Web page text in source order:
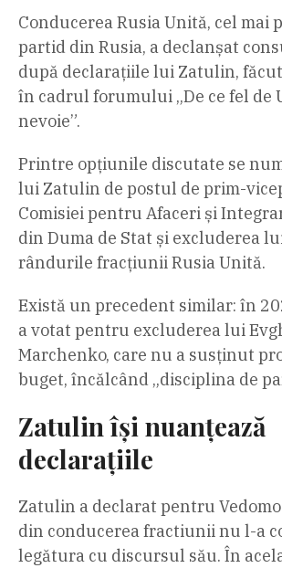
Conducerea Rusia Unită, cel mai
partid din Rusia, a declanșat
după declarațiile lui Zatulin,
în cadrul forumului „De ce fel de
nevoie”.
Printre opțiunile discutate se
lui Zatulin de postul de prim-
Comisiei pentru Afaceri și
din Duma de Stat și excluderea
rândurile fracțiunii Rusia Unită.
Există un precedent similar: în
a votat pentru excluderea lui
Marchenko, care nu a susținut
buget, încălcând „disciplina de
Zatulin își nuanțează
declarațiile
Zatulin a declarat pentru
din conducerea fractiunii nu l-a
legătura cu discursul său. În